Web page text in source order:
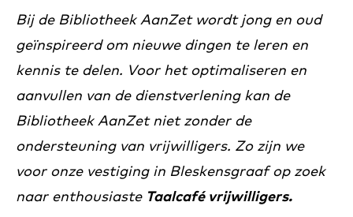
Bij de Bibliotheek AanZet wordt jong en oud
geïnspireerd om nieuwe dingen te leren en
kennis te delen. Voor het optimaliseren en
aanvullen van de dienstverlening kan de
Bibliotheek AanZet niet zonder de
ondersteuning van vrijwilligers. Zo zijn we
voor onze vestiging in Bleskensgraaf op zoek
naar enthousiaste Taalcafé vrijwilligers.